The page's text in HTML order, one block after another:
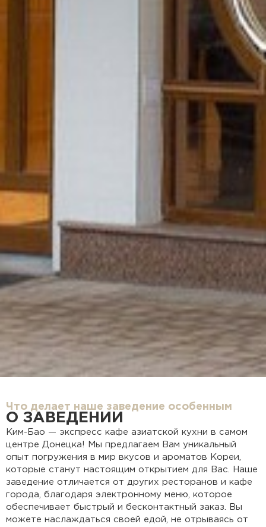
Что делает наше заведение особенным
О ЗАВЕДЕНИИ
Ким-Бао — экспресс кафе азиатской кухни в самом
центре Донецка! Мы предлагаем Вам уникальный
опыт погружения в мир вкусов и ароматов Кореи,
которые станут настоящим открытием для Вас. Наше
заведение отличается от других ресторанов и кафе
города, благодаря электронному меню, которое
обеспечивает быстрый и бесконтактный заказ. Вы
можете наслаждаться своей едой, не отрываясь от